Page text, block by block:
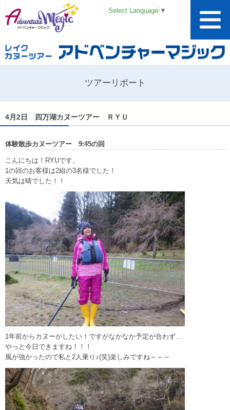
Select Language ▼
ツアーリポート
4月2日 四万湖カヌーツアー ＲＹＵ
体験散歩カヌーツアー 9:45の回
こんにちは！RYUです。
1の回のお客様は2組の3名様でした！
天気は晴でした！！
1年前からカヌーがしたい！ですがなかなか予定が合わず…
やっと今日できますね！！！
風が強かったので私と2人乗り♪(笑)楽しみですね～～～